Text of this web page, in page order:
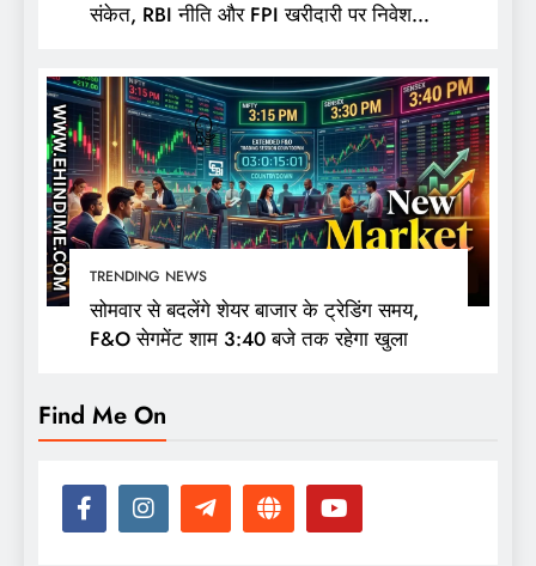
संकेत, RBI नीति और FPI खरीदारी पर निवेशकों
TRENDING NEWS
सोमवार से बदलेंगे शेयर बाजार के ट्रेडिंग समय,
F&O सेगमेंट शाम 3:40 बजे तक रहेगा खुला
Find Me On